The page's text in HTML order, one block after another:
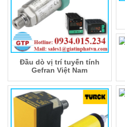
Đầu dò vị trí tuyến tính
Gefran Việt Nam